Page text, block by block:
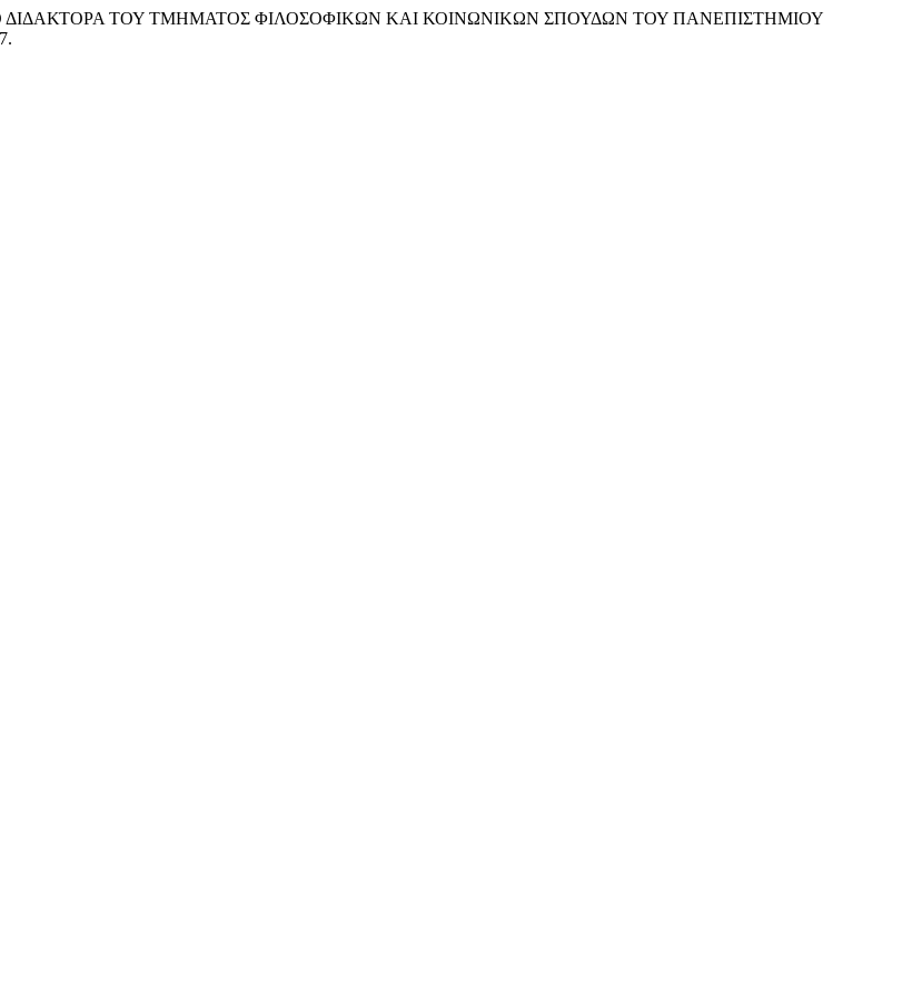
ΔΙΔΑΚΤΟΡΑ ΤΟΥ ΤΜΗΜΑΤΟΣ ΦΙΛΟΣΟΦΙΚΩΝ ΚΑΙ ΚΟΙΝΩΝΙΚΩΝ ΣΠΟΥΔΩΝ ΤΟΥ ΠΑΝΕΠΙΣΤΗΜΙΟΥ